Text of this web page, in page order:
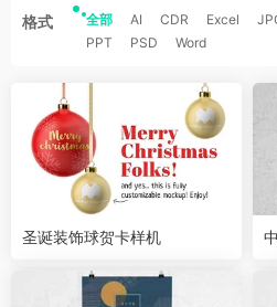
格式 全部 AI CDR Excel
PPT
PSD Word
圣诞装饰球贺卡样机